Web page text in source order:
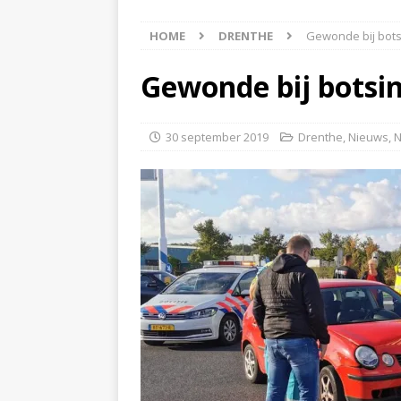
[ 6 augustus 2026 ]
NIEUWS
[ 6 augustus 2026 ]
[ 7 augustus 2026 ]
HOME DRENTHE Gewonde bij
Gewonde bij
30 september 2019 Drenthe, Nieuws,